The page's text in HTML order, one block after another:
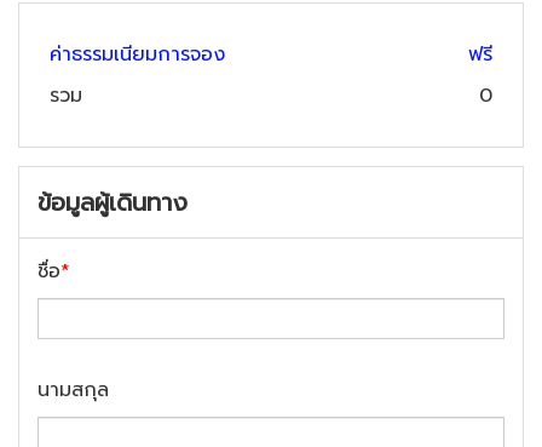
ค่าธรรมเนียมการจอง
ฟรี
รวม
0
ข้อมูลผู้เดินทาง
ชื่อ*
นามสกุล